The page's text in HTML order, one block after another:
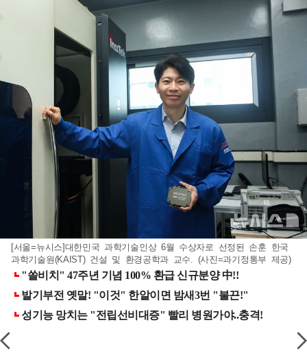
[서울=뉴시스]대한민국 과학기술인상 6월 수상자로 선정된 손훈 한국
과학기술원(KAIST) 건설 및 환경공학과 교수. (사진=과기정통부 제공)